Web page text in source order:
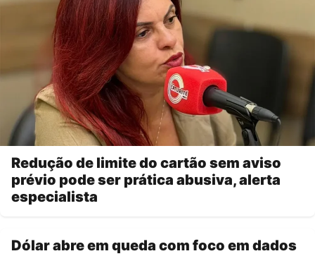
Redução de limite do cartão sem aviso
prévio pode ser prática abusiva, alerta
especialista
Dólar abre em queda com foco em dados